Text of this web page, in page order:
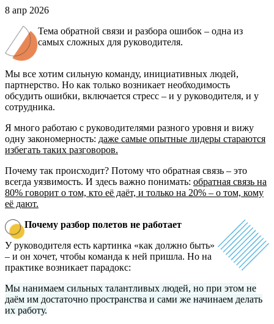
8 апр 2026
Тема обратной связи и разбора ошибок – одна из
самых сложных для руководителя.
Мы все хотим сильную команду, инициативных людей,
партнерство. Но как только возникает необходимость
обсудить ошибки, включается стресс – и у руководителя, и у
сотрудника.
Я много работаю с руководителями разного уровня и вижу
одну закономерность: даже самые опытные лидеры стараются
избегать таких разговоров.
Почему так происходит? Потому что обратная связь – это
всегда уязвимость. И здесь важно понимать: обратная связь на
80% говорит о том, кто её даёт, и только на 20% – о том, кому
её дают.
Почему разбор полетов не работает
У руководителя есть картинка «как должно быть»
– и он хочет, чтобы команда к ней пришла. Но на
практике возникает парадокс:
Мы нанимаем сильных талантливых людей, но при этом не
даём им достаточно пространства и сами же начинаем делать
их работу.